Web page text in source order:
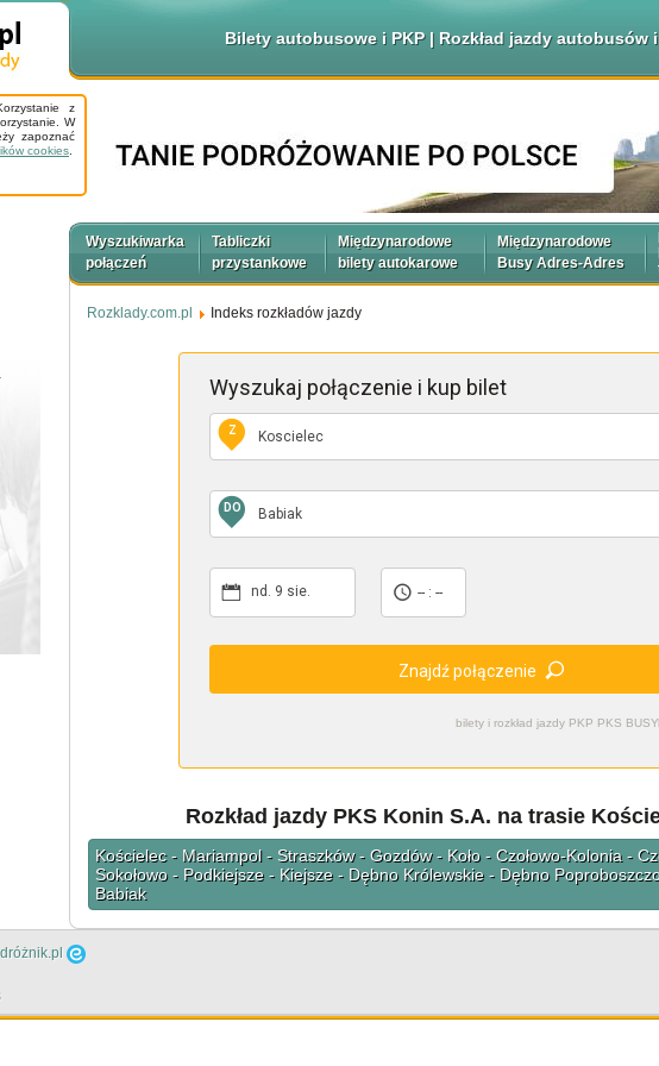
Bilety autobusowe i PKP | Rozkład jazdy autobusów
z
W
zapoznać
cookies
Wyszukiwarka
połączeń
Tabliczki
przystankowe
Międzynarodowe
bilety autokarowe
Międzynarodowe
Busy Adres-Adres
Rozklady.com.pl Indeks rozkładów jazdy
bilety i rozkład jazdy PKP PKS BUSY
Wyszukaj połączenie i kup bilet
Z
DO
nd. 9 sie. -- : --
Znajdź połączenie
Rozkład jazdy PKS Konin S.A. na trasie
Kościelec - Mariampol - Straszków - Gozdów - Koło - Czołowo-Kolonia -
Sokołowo - Podkiejsze - Kiejsze - Dębno Królewskie - Dębno
Babiak